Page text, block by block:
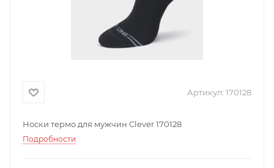
Артикул: 170128
Носки термо для мужчин Clever 170128
Подробности